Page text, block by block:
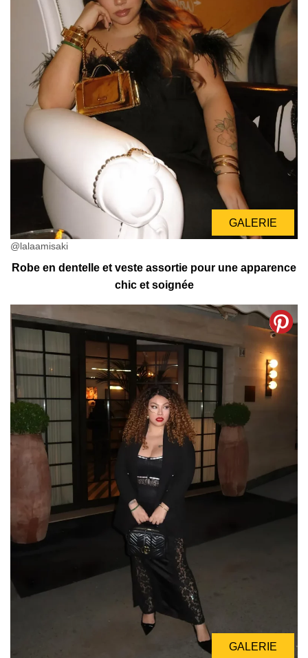
@lalaamisaki
GALERIE
Robe en dentelle et veste assortie pour une apparence
chic et soignée
GALERIE